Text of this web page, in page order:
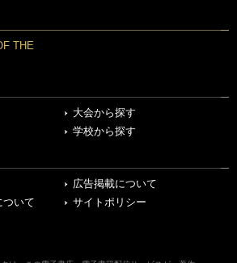
THE
大会から探す
学校から探す
広告掲載について
ついて
サイトポリシー